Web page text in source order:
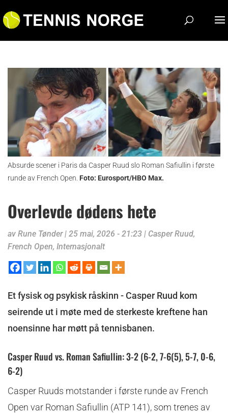
Absurde scener i Paris da Casper Ruud slo Roman Safiullin i første
runde av French Open. Foto: Eurosport/HBO Max.
Overlevde dødens hete
av Rune Tønder| 25 mai, 2026 - 21:23 | Casper Ruud,
French Open, Internasjonalt
Et fysisk og psykisk råskinn - Casper Ruud kom
seirende ut i møte med de sterkeste kreftene han
noensinne har møtt på tennisbanen.
Casper Ruud vs. Roman Safiullin: 3-2 (6-2, 7-6(5), 5-7, 0-6,
6-2)
Casper Ruuds motstander i første runde av French
Open var Roman Safiullin (ATP 141), som trenes av